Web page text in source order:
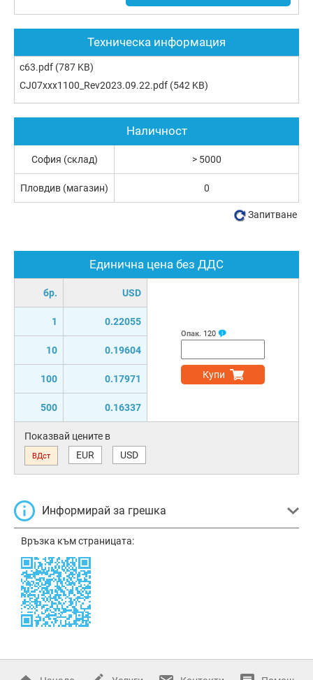
Техническа информация
c63.pdf (787 KB)
CJ07xxx1100_Rev2023.09.22.pdf (542 KB)
Единична цена без ДДС
бр. USD
1 0.22055
10 0.19604
100 0.17971
500 0.16337
Опак. 120
Купи
Показвай цените в
ВДст EUR USD
Информирай за грешка
Връзка към страницата:
Наличност
София (склад) > 5000
Пловдив (магазин) 0
Запитване